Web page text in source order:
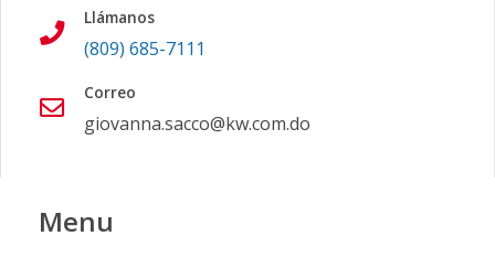
Llámanos
(809) 685-7111
Correo
giovanna.sacco@kw.com.do
Menu